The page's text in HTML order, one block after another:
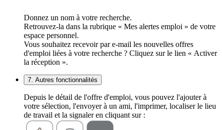
Donnez un nom à votre recherche.
Retrouvez-la dans la rubrique « Mes alertes emploi » de votre
espace personnel.
Vous souhaitez recevoir par e-mail les nouvelles offres
d'emploi liées à votre recherche ? Cliquez sur le lien « Activer
la réception ».
7. Autres fonctionnalités
Depuis le détail de l'offre d'emploi, vous pouvez l'ajouter à
votre sélection, l'envoyer à un ami, l'imprimer, localiser le lieu
de travail et la signaler en cliquant sur :